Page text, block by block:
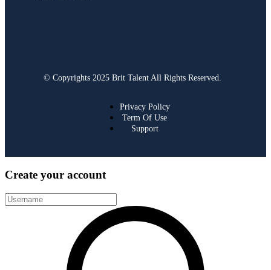
© Copyrights 2025 Brit Talent All Rights Reserved.
Privacy Policy
Term Of Use
Support
Create your account